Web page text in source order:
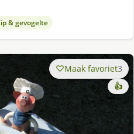
& gevogelte
Maak favoriet3
👍